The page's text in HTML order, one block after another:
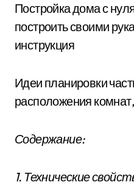
Постройка дома с
построить своими
инструкция
Идеи планировки
расположения
Содержание:
1. Технические